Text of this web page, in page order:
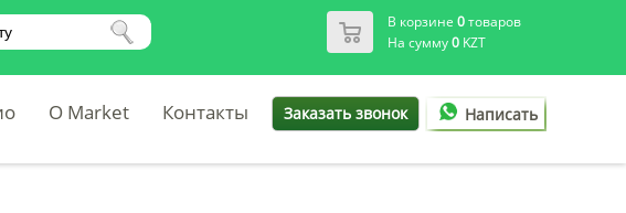
В корзине 0товаров
На сумму0KZT
O Market Контакты Заказать звонок Написать